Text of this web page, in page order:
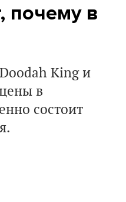
почему в
King и
в
состоит